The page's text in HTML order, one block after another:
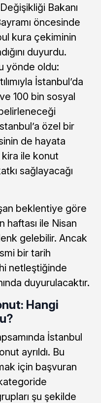
Bakanı
öncesinde
kura çekiminin
duyurdu.
yönde oldu:
İstanbul’da
100 bin sosyal
özel bir
de hayata
kira ile konut
sağlayacağı
beklentiye göre
haftası ile Nisan
gelebilir. Ancak
bir tarih
netleştiğinde
duyurulacaktır.
Hangi
İstanbul
ayrıldı. Bu
için başvuran
şu şekilde